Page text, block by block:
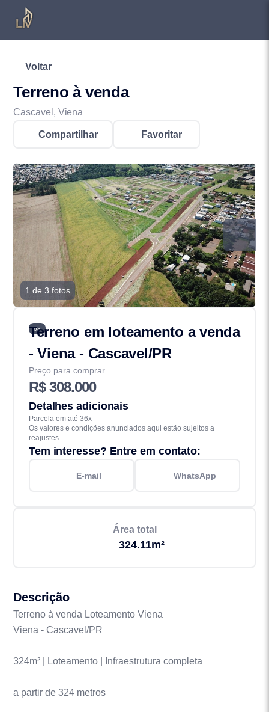
Voltar
Terreno à venda
Cascavel, Viena
Compartilhar Favoritar
1 de 3 fotos
68
Terreno em loteamento a venda
- Viena - Cascavel/PR
Preço para comprar
R$ 308.000
Detalhes adicionais
Parcela em até 36x
Os valores e condições anunciados aqui estão sujeitos a
reajustes.
Tem interesse? Entre em contato:
E-mail WhatsApp
Área total
324.11m²
Descrição
Terreno à venda Loteamento Viena
Viena - Cascavel/PR
324m² | Loteamento | Infraestrutura completa
a partir de 324 metros